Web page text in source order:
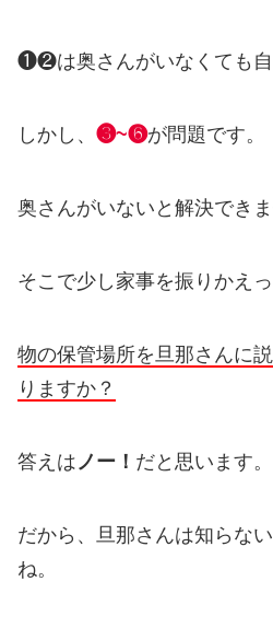
❶❷は奥さんがいなくても自
しかし、 ❸~❻が問題です。
奥さんがいないと解決できま
そこで少し家事を振りかえ
物の保管場所を旦那さんに
りますか？
答えは ノー！ だと思います。
だから、旦那さんは知らな
ね。